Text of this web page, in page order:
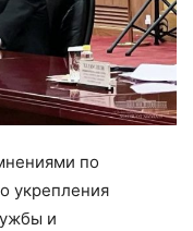
по
укрепления
и